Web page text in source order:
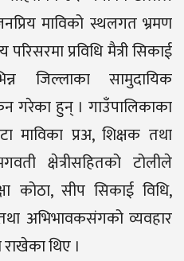
माविको स्थलगत भ्रमण
प्रविधि मैत्री सिकाई
जिल्लाका सामुदायिक
गरेका हुन् । गाउँपालिकाका
माविका प्रअ, शिक्षक तथा
क्षेत्रीसहितको टोलीले
कोठा, सीप सिकाई विधि,
अभिभावकसंगको व्यवहार
थिए ।